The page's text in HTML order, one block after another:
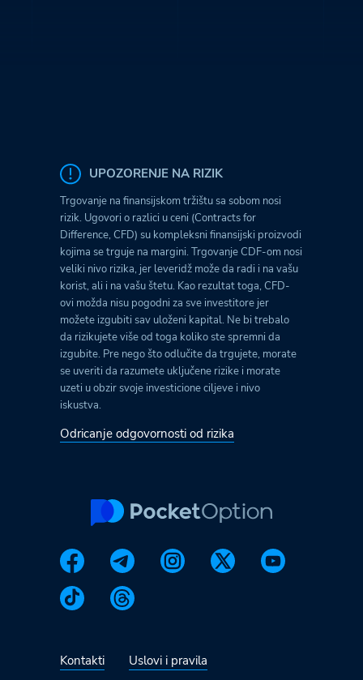
UPOZORENJE NA RIZIK
Trgovanje na finansijskom tržištu sa sobom nosi
rizik. Ugovori o razlici u ceni (Contracts for
Difference, CFD) su kompleksni finansijski proizvodi
kojima se trguje na margini. Trgovanje CDF-om nosi
veliki nivo rizika, jer leveridž može da radi i na vašu
korist, ali i na vašu štetu. Kao rezultat toga, CFD-
ovi možda nisu pogodni za sve investitore jer
možete izgubiti sav uloženi kapital. Ne bi trebalo
da rizikujete više od toga koliko ste spremni da
izgubite. Pre nego što odlučite da trgujete, morate
se uveriti da razumete uključene rizike i morate
uzeti u obzir svoje investicione ciljeve i nivo
iskustva.
Odricanje odgovornosti od rizika
Kontakti Uslovi i pravila